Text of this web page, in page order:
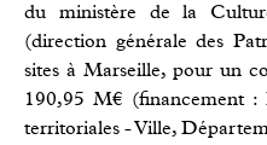
du ministère de la
(direction générale des
sites à Marseille, pour un
190,95 M€ (financement
territoriales - Ville,